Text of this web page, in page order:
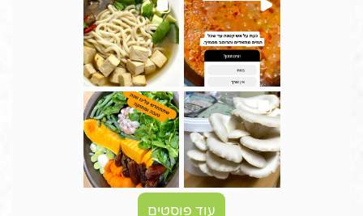
עוד פוסטים